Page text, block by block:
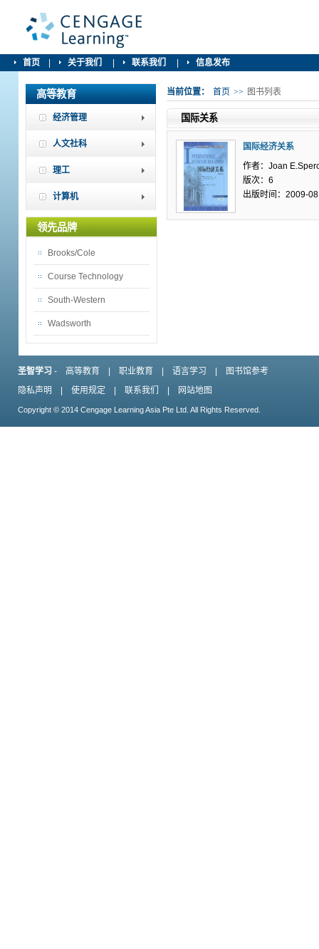
首页 关于我们 联系我们 信息发布
高等教育
经济管理
人文社科
理工
计算机
领先品牌
Brooks/Cole
Course Technology
South-Western
Wadsworth
当前位置： 首页 >> 图书列表
国际关系
国际经济关系
作者：Joan
版次：6
出版时间：2009-08
圣智学习 - 高等教育 职业教育 语言学习
图书馆参考
隐私声明
使用规定 联系我们 网站地图
Copyright © 2014 Cengage Learning Asia Pte Ltd. All Rights Reserved.